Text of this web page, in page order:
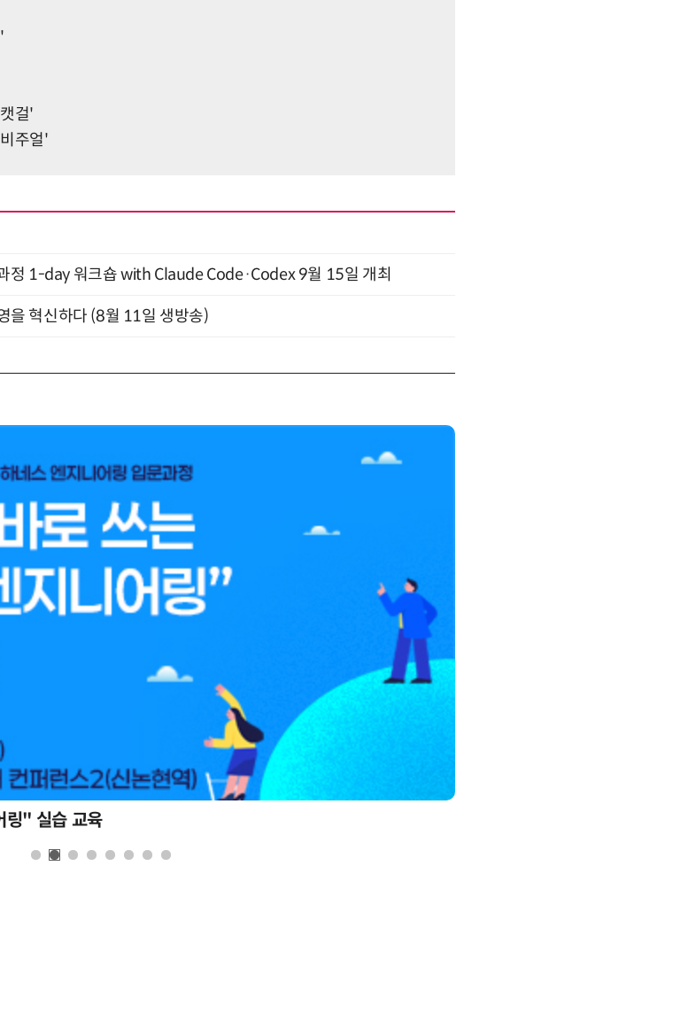
걸'
주얼'
정 1-day 워크숍 with Claude Code·Codex 9월 15일 개최
을 혁신하다 (8월 11일 생방송)
링" 실습 교육